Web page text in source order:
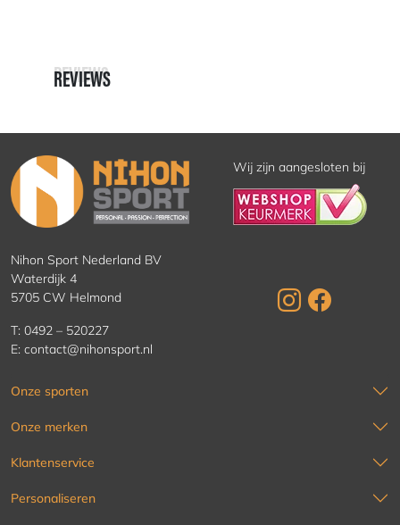
REVIEWS
REVIEWS
Wij zijn aangesloten bij
Nihon Sport Nederland BV
Waterdijk 4
5705 CW Helmond
T: 0492 – 520227
E: contact@nihonsport.nl
Onze sporten
Onze merken
Klantenservice
Personaliseren